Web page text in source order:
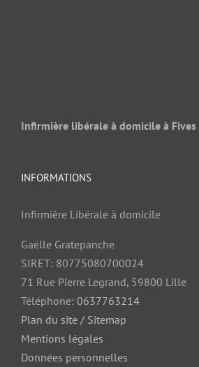
Infirmière libérale à domicile à Fives
INFORMATIONS
Infirmière Libérale à domicile
Gaëlle Gratepanche
SIRET: 80775080700024
71 Rue Pierre Legrand, 59800 Lille
Téléphone: 0637763214
Plan du site / Sitemap
Mentions légales
Données personnelles